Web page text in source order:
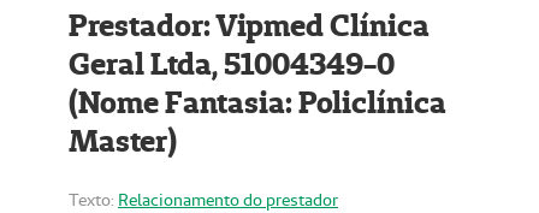
Prestador: Vipmed Clínica
Geral Ltda, 51004349-0
(Nome Fantasia: Policlínica
Master)
Texto: Relacionamento do prestador